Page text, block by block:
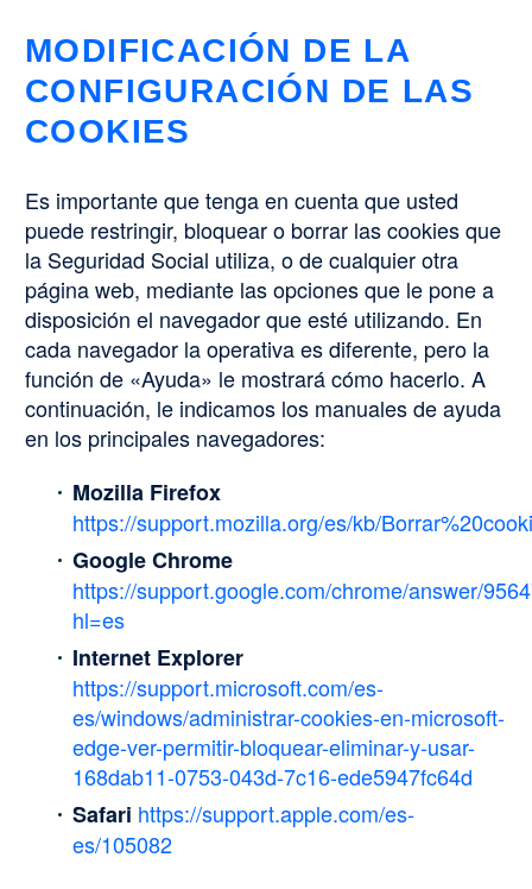
MODIFICACIÓN DE LA
CONFIGURACIÓN DE LAS
COOKIES
Es importante que tenga en cuenta que usted
puede restringir, bloquear o borrar las cookies que
la Seguridad Social utiliza, o de cualquier otra
página web, mediante las opciones que le pone a
disposición el navegador que esté utilizando. En
cada navegador la operativa es diferente, pero la
función de «Ayuda» le mostrará cómo hacerlo. A
continuación, le indicamos los manuales de ayuda
en los principales navegadores:
Mozilla Firefox
https://support.mozilla.org/es/kb/
Google Chrome
https://support.google.com/chrome/answer/
hl=es
Internet Explorer
https://support.microsoft.com/es-
es/windows/administrar-cookies-en-microsoft-
edge-ver-permitir-bloquear-eliminar-y-usar-
168dab11-0753-043d-7c16-ede5947fc64d
Safari https://support.apple.com/es-
es/105082